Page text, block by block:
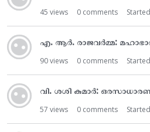
45 views 0 comments
എ. ആർ. രാജവർമ്മ:
90views 0 comments
വി. ശശി കുമാർ:
57 views 0 comments